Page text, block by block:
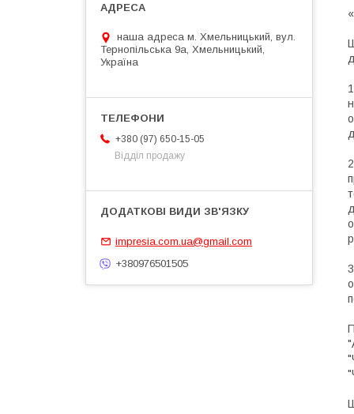
наша адреса м. Хмельницький, вул.
Тернопільська 9а, Хмельницький,
Україна
+380 (97) 650-15-05
Відділ продажу
impresia.com.ua@gmail.com
+380976501505